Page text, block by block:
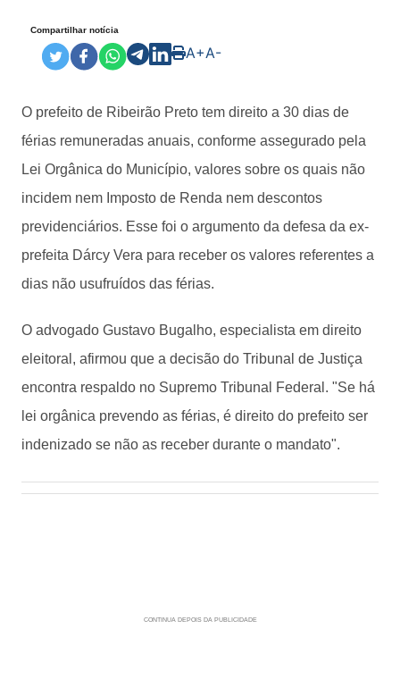
Compartilhar notícia
A+A-
O prefeito de Ribeirão Preto tem direito a 30 dias de
férias remuneradas anuais, conforme assegurado pela
Lei Orgânica do Município, valores sobre os quais não
incidem nem Imposto de Renda nem descontos
previdenciários. Esse foi o argumento da defesa da ex-
prefeita Dárcy Vera para receber os valores referentes a
dias não usufruídos das férias.
O advogado Gustavo Bugalho, especialista em direito
eleitoral, afirmou que a decisão do Tribunal de Justiça
encontra respaldo no Supremo Tribunal Federal. "Se há
lei orgânica prevendo as férias, é direito do prefeito ser
indenizado se não as receber durante o mandato".